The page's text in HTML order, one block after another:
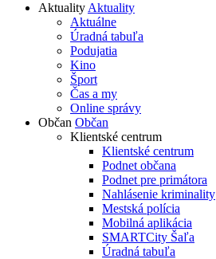
Aktuality Aktuality
Aktuálne
Úradná tabuľa
Podujatia
Kino
Šport
Čas a my
Online správy
Občan Občan
Klientské centrum
Klientské centrum
Podnet občana
Podnet pre primátora
Nahlásenie kriminality
Mestská polícia
Mobilná aplikácia
SMARTCity Šaľa
Úradná tabuľa